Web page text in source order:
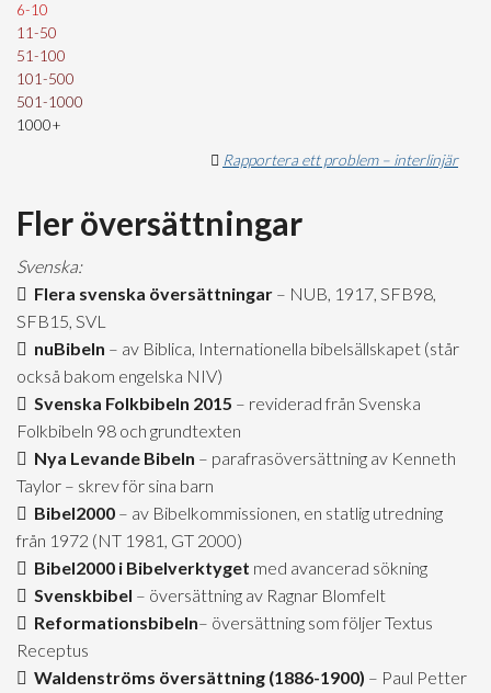
6-10
11-50
51-100
101-500
501-1000
1000+
Rapportera ett problem – interlinjär
Fler översättningar
Svenska:
Flera svenska översättningar – NUB, 1917, SFB98,
SFB15, SVL
nuBibeln – av Biblica, Internationella bibelsällskapet (står
också bakom engelska NIV)
Svenska Folkbibeln 2015 – reviderad från Svenska
Folkbibeln 98 och grundtexten
Nya Levande Bibeln – parafrasöversättning av Kenneth
Taylor – skrev för sina barn
Bibel2000 – av Bibelkommissionen, en statlig utredning
från 1972 (NT 1981, GT 2000)
Bibel2000 i Bibelverktyget med avancerad sökning
Svenskbibel – översättning av Ragnar Blomfelt
Reformationsbibeln– översättning som följer Textus
Receptus
Waldenströms översättning (1886-1900) – Paul Petter